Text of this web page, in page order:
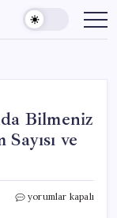
Bilmeniz
ve
Black
yorumlar kapalı